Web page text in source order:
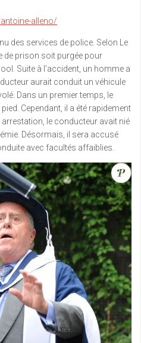
alleno/
des services de police. Selon Le
de prison soit purgée pour
Suite à l’accident, un homme a
aurait conduit un véhicule
Dans un premier temps, le
Cependant, il a été rapidement
le conducteur avait nié
Désormais, il sera accusé
avec facultés affaiblies.